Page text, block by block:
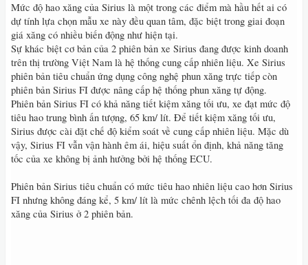
Mức độ hao xăng của Sirius là một trong các điểm mà hầu hết ai có
dự tính lựa chọn mẫu xe này đều quan tâm, đặc biệt trong giai đoạn
giá xăng có nhiều biến động như hiện tại.
Sự khác biệt cơ bản của 2 phiên bản xe Sirius đang được kinh doanh
trên thị trường Việt Nam là hệ thống cung cấp nhiên liệu. Xe Sirius
phiên bản tiêu chuẩn ứng dụng công nghệ phun xăng trực tiếp còn
phiên bản Sirius FI được nâng cấp hệ thống phun xăng tự động.
Phiên bản Sirius FI có khả năng tiết kiệm xăng tối ưu, xe đạt mức độ
tiêu hao trung bình ấn tượng, 65 km/ lít. Để tiết kiệm xăng tối ưu,
Sirius được cài đặt chế độ kiểm soát về cung cấp nhiên liệu. Mặc dù
vậy, Sirius FI vẫn vận hành êm ái, hiệu suất ổn định, khả năng tăng
tốc của xe không bị ảnh hưởng bởi hệ thống ECU.
Phiên bản Sirius tiêu chuẩn có mức tiêu hao nhiên liệu cao hơn Sirius
FI nhưng không đáng kể, 5 km/ lít là mức chênh lệch tối đa độ hao
xăng của Sirius ở 2 phiên bản.